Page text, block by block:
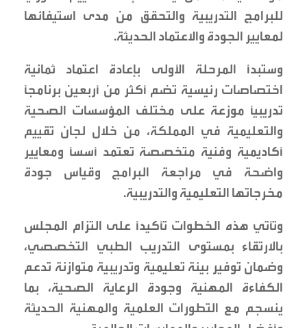
للبرامج التدريبية والتحقق من مدى استيفائها
لمعايير الجودة والاعتماد الحديثة.
وستبدأ المرحلة الأولى بإعادة اعتماد ثمانية
اختصاصات رئيسية تضم أكثر من أربعين برنامجًا
تدريبيًا موزعة على مختلف المؤسسات الصحية
والتعليمية في المملكة، من خلال لجان تقييم
أكاديمية وفنية متخصصة تعتمد أسسًا ومعايير
واضحة في مراجعة البرامج وقياس جودة
مخرجاتها التعليمية والتدريبية.
وتأتي هذه الخطوات تأكيدًا على التزام المجلس
بالارتقاء بمستوى التدريب الطبي التخصصي،
وضمان توفير بيئة تعليمية وتدريبية متوازنة تدعم
الكفاءة المهنية وجودة الرعاية الصحية، بما
ينسجم مع التطورات العلمية والمهنية الحديثة